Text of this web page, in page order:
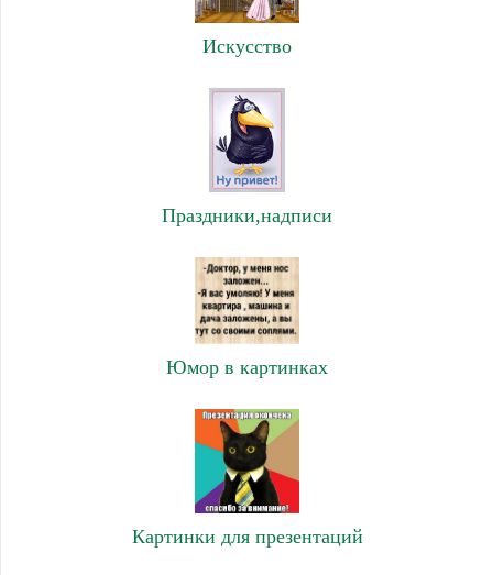
Искусство
Праздники,надписи
Юмор в картинках
Картинки для презентаций